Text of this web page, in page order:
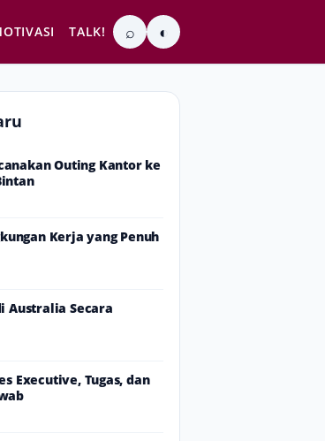
TALK! ⌕ ◐
Outing Kantor ke
Kerja yang Penuh
Australia Secara
Executive, Tugas, dan